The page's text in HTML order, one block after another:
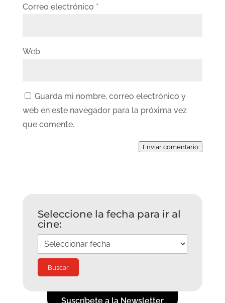
Correo electrónico *
Web
Guarda mi nombre, correo electrónico y
web en este navegador para la próxima vez
que comente.
Enviar comentario
Seleccione la fecha para ir al
cine:
Suscríbete a la Newsletter